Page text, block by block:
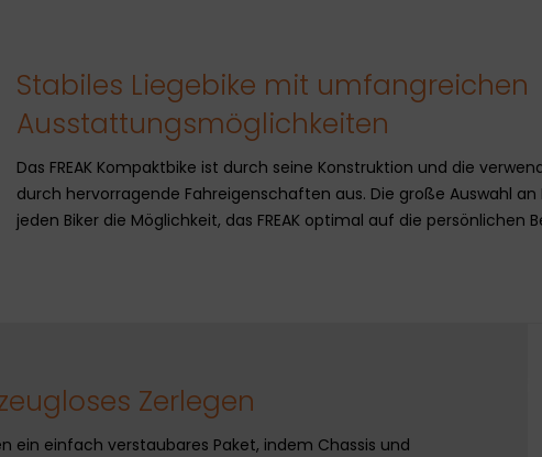
Stabiles Liegebike mit umfangreichen
Ausstattungsmöglichkeiten
Das FREAK Kompaktbike ist durch seine Konstruktion und die
durch hervorragende Fahreigenschaften aus. Die große Auswahl
jeden Biker die Möglichkeit, das FREAK optimal auf die persönlichen
Zerlegen
ein einfach verstaubares Paket, indem Chassis und